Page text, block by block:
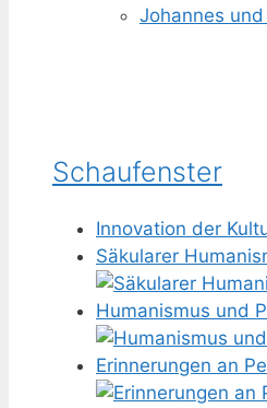
Johannes
Schaufenster
Innovation der
Säkularer
Humanismus und
Erinnerungen an